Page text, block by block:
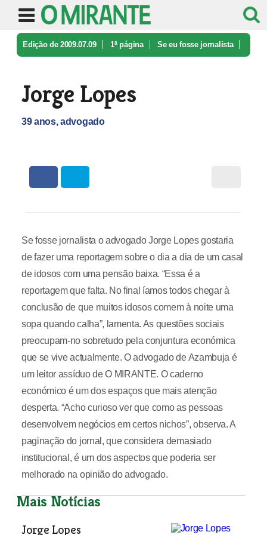
Edição de 2009.07.09 1ª página Se eu fosse jornalista
Jorge Lopes
39 anos, advogado
Se fosse jornalista o advogado Jorge Lopes gostaria
de fazer uma reportagem sobre o dia a dia de um casal
de idosos com uma pensão baixa. “Essa é a
reportagem que falta. No final íamos todos chegar à
conclusão de que muitos idosos comem à noite uma
sopa quando calha”, lamenta. As questões sociais
preocupam-no sobretudo pela conjuntura económica
que se vive actualmente. O advogado de Azambuja é
um leitor assíduo de O MIRANTE. O caderno
económico é um dos espaços que mais atenção
desperta. “Acho curioso ver que como as pessoas
desenvolvem negócios em certos nichos”, observa. A
paginação do jornal, que considera demasiado
institucional, é um dos aspectos que poderia ser
melhorado na opinião do advogado.
Mais Notícias
Jorge Lopes